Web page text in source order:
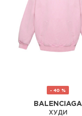
- 40 %
BALENCIAGA
ХУДИ